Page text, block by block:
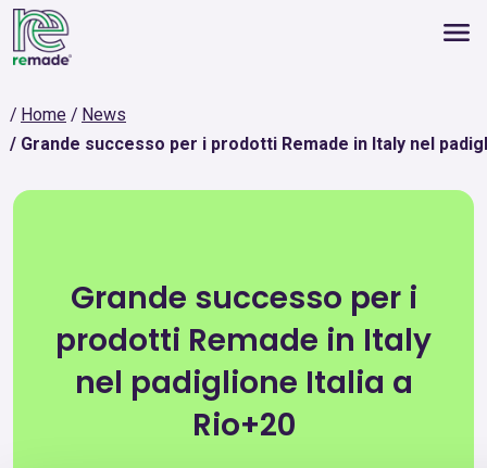
Home
News
Grande successo per i prodotti Remade in Italy nel
Grande successo per i
prodotti Remade in Italy
nel padiglione Italia a
Rio+20